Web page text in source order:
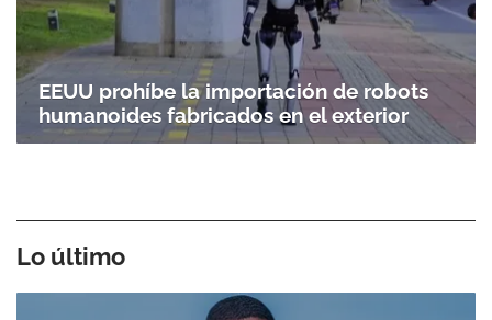
EEUU prohíbe la importación de robots
humanoides fabricados en el exterior
Lo último